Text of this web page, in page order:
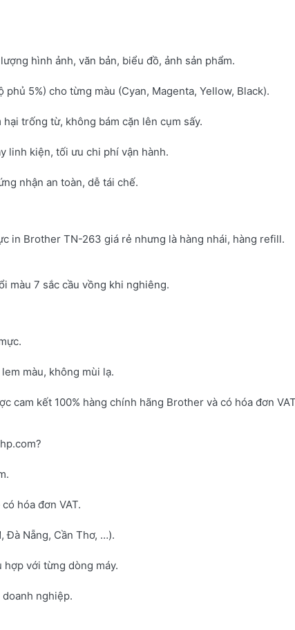
hình ảnh, văn bản, biểu đồ, ảnh sản phẩm.
5%) cho từng màu (Cyan, Magenta, Yellow, Black).
trống từ, không bám cặn lên cụm sấy.
linh kiện, tối ưu chi phí vận hành.
nhận an toàn, dễ tái chế.
in Brother TN-263 giá rẻ nhưng là hàng nhái, hàng refill.
màu 7 sắc cầu vồng khi nghiêng.
màu, không mùi lạ.
cam kết 100% hàng chính hãng Brother và có hóa đơn
hóa đơn VAT.
Đà Nẵng, Cần Thơ, …).
hợp với từng dòng máy.
nghiệp.